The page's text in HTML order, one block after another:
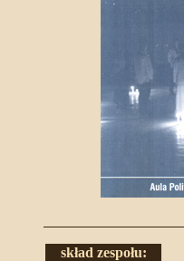
skład zespołu: